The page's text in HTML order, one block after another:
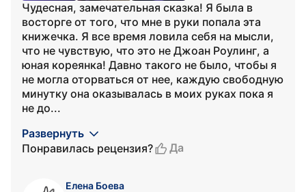
Чудесная, замечательная сказка! Я была в
восторге от того, что мне в руки попала эта
книжечка. Я все время ловила себя на мысли,
что не чувствую, что это не Джоан Роулинг, а
юная кореянка! Давно такого не было, чтобы я
не могла оторваться от нее, каждую свободную
минутку она оказывалась в моих руках пока я
не до...
Развернуть
Понравилась рецензия?
Да
Елена Боева